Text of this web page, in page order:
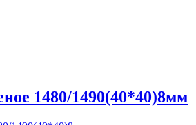
1480/1490(40*40)8мм